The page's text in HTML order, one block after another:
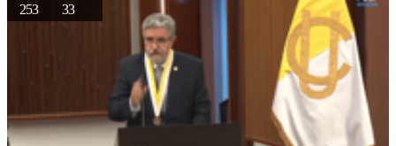
253 33